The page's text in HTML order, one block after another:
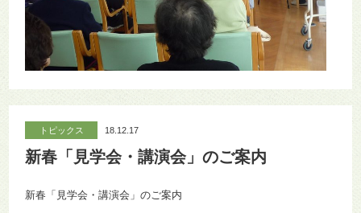
トピックス 18.12.17
新春「見学会・講演会」のご案内
新春「見学会・講演会」のご案内